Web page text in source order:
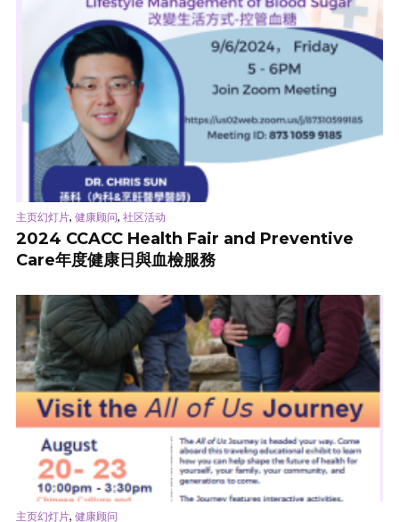
主页幻灯片, 健康顾问, 社区活动
2024 CCACC Health Fair and Preventive
Care年度健康日與血檢服務
主页幻灯片, 健康顾问